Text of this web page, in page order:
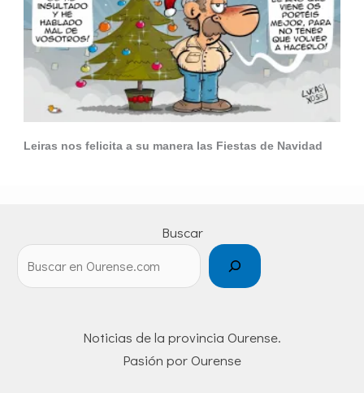
Leiras nos felicita a su manera las Fiestas de Navidad
Buscar
Noticias de la provincia Ourense.
Pasión por Ourense